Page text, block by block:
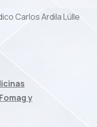
Carlos Ardila Lülle
y